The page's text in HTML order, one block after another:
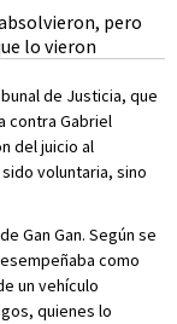
de Justicia, que
contra Gabriel
del juicio al
voluntaria, sino
Gan Gan. Según se
como
un vehículo
quienes lo